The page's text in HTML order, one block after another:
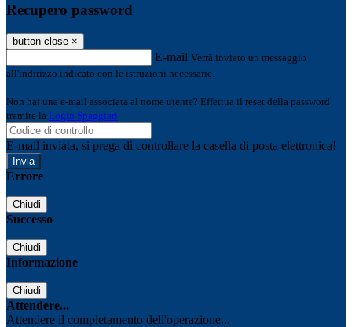
Recupero password
button close ×
E-mail Verrà inviato un messaggio
all'indirizzo indicato con le istruzioni necessarie.
Non hai una e-mail associata al nome utente? Effettua il reset della password
tramite la Login Spaggiari
E-mail inviata, si prega di controllare la casella di posta elettronica!
Errore
Chiudi
Successo
Chiudi
Informazione
Chiudi
Attendere...
Attendere il completamento dell'operazione...